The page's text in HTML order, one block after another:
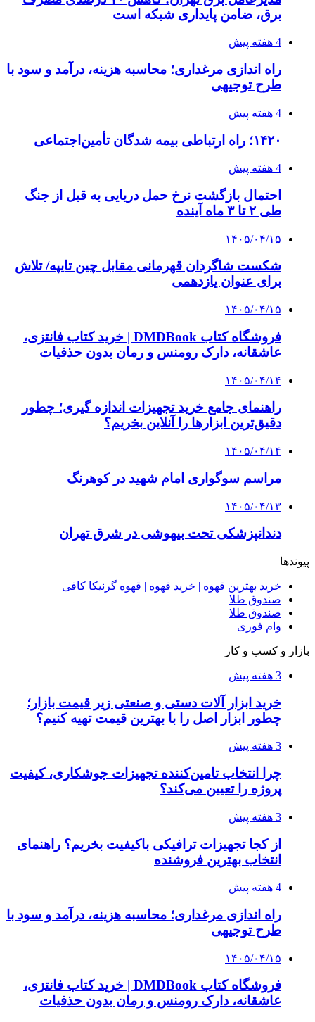
برق، ضامن پایداری شبکه است
4 هفته پیش
راه اندازی مرغداری؛ محاسبه هزینه، درآمد و سود با
طرح توجیهی
4 هفته پیش
۱۴۲۰؛ راه ارتباطی بیمه شدگان تأمین‌اجتماعی
4 هفته پیش
احتمال بازگشت نرخ حمل دریایی به قبل از جنگ
طی ۲ تا ۳ ماه آینده
۱۴۰۵/۰۴/۱۵
شکست شاگردان قهرمانی مقابل چین تایپه/ تلاش
برای عنوان یازدهمی
۱۴۰۵/۰۴/۱۵
فروشگاه کتاب DMDBook | خرید کتاب فانتزی،
عاشقانه، دارک رومنس و رمان بدون حذفیات
۱۴۰۵/۰۴/۱۴
راهنمای جامع خرید تجهیزات اندازه گیری؛ چطور
دقیق‌ترین ابزارها را آنلاین بخریم؟
۱۴۰۵/۰۴/۱۴
مراسم سوگواری امام شهید در کوهرنگ
۱۴۰۵/۰۴/۱۳
دندانپزشکی تحت بیهوشی در شرق تهران
پیوندها
خرید بهترین قهوه | خرید قهوه | قهوه گرنیکا کافی
صندوق طلا
صندوق طلا
وام فوری
بازار و کسب و کار
3 هفته پیش
خرید ابزار آلات دستی و صنعتی زیر قیمت بازار؛
چطور ابزار اصل را با بهترین قیمت تهیه کنیم؟
3 هفته پیش
چرا انتخاب تامین‌کننده تجهیزات جوشکاری، کیفیت
پروژه را تعیین می‌کند؟
3 هفته پیش
از کجا تجهیزات ترافیکی باکیفیت بخریم؟ راهنمای
انتخاب بهترین فروشنده
4 هفته پیش
راه اندازی مرغداری؛ محاسبه هزینه، درآمد و سود با
طرح توجیهی
۱۴۰۵/۰۴/۱۵
فروشگاه کتاب DMDBook | خرید کتاب فانتزی،
عاشقانه، دارک رومنس و رمان بدون حذفیات